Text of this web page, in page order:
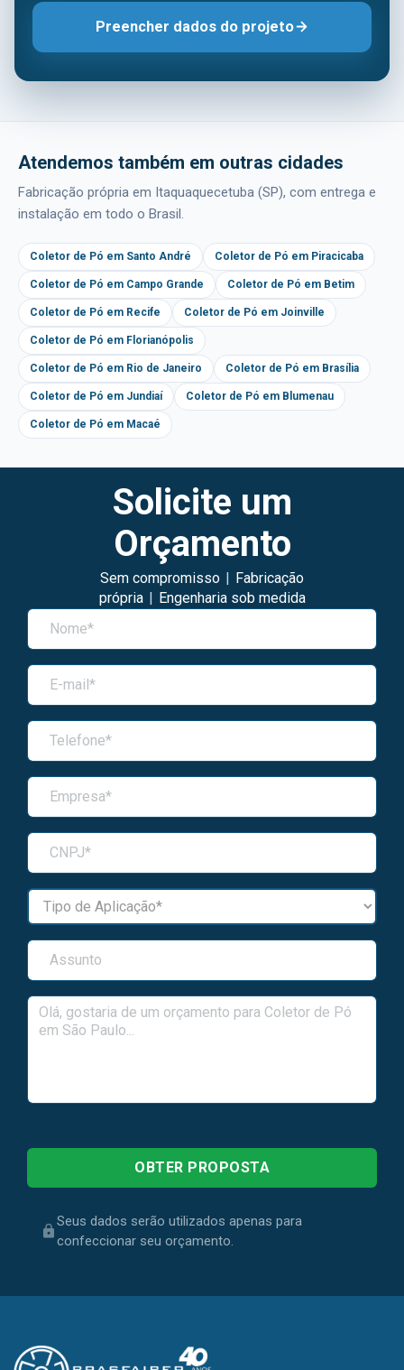
Preencher dados do projeto
Atendemos também em outras cidades
Fabricação própria em Itaquaquecetuba (SP), com entrega e
instalação em todo o Brasil.
Coletor de Pó em Santo André Coletor de Pó em Piracicaba
Coletor de Pó em Campo Grande Coletor de Pó em Betim
Coletor de Pó em Recife Coletor de Pó em Joinville
Coletor de Pó em Florianópolis
Coletor de Pó em Rio de Janeiro Coletor de Pó em Brasília
Coletor de Pó em Jundiaí Coletor de Pó em Blumenau
Coletor de Pó em Macaé
Solicite um
Orçamento
Sem compromisso | Fabricação
própria | Engenharia sob medida
Seus dados serão utilizados apenas para
confeccionar seu orçamento.